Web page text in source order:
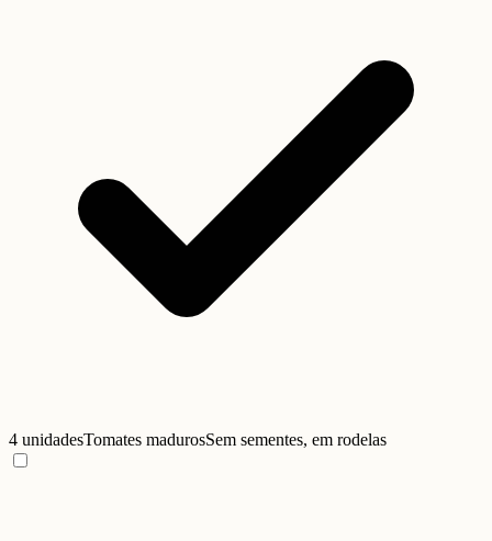
4 unidadesTomates madurosSem sementes, em rodelas